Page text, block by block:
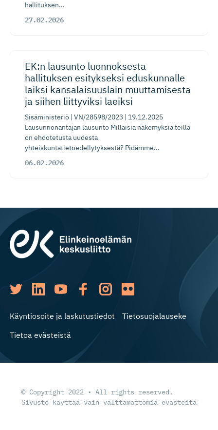
hallituksen...
27.02.2026
EK:n lausunto luonnoksesta
hallituksen esitykseksi eduskunnalle
laiksi kansalaisuuslain muuttamisesta
ja siihen liittyviksi laeiksi
Sisäministeriö | VN/28598/2023 | 19.12.2025
Lausunnonantajan lausunto Millaisia näkemyksiä teillä
on ehdotetusta uudesta
yhteiskuntatietoedellytyksestä? Pidämme...
06.02.2026
Käyntiosoite ja laskutustiedot
Tietosuojalauseke
Tietoa evästeistä
© Copyright 2022 • All rights reserved.
Sivusto käyttää vain välttämättömiä evästeitä